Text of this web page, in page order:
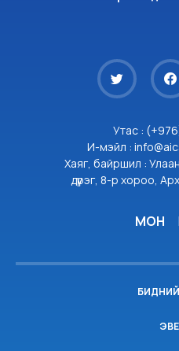
Утас :
И-мэйл :
Хаяг, байршил :
дүүрэг, 8-р хороо,
МОН |